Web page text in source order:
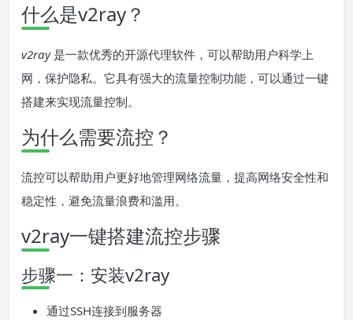
什么是v2ray？
v2ray是一款优秀的开源代理软件，可以帮助用户科学上
网，保护隐私。它具有强大的流量控制功能，可以通过一键
搭建来实现流量控制。
为什么需要流控？
流控可以帮助用户更好地管理网络流量，提高网络安全性和
稳定性，避免流量浪费和滥用。
v2ray一键搭建流控步骤
步骤一：安装v2ray
通过SSH连接到服务器